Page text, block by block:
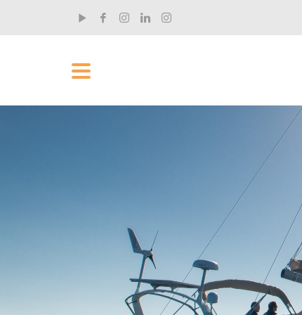
RECENT POSTS
„Ich hab rund um die Uhr an dem Film gearbeitet“
Der Einhandsegler und Filmemacher Claus Aktopra...
Tim Hahn ist Musiker und kam eher zufällig zum ...
Was man als Yachtmaster fürs Leben lernt
Stephan Hofmann ist seit kurzem RYA Yachtmaster...
Was Segeln mit Demut zu tun hat
Stephan Hofmann ist seit kurzem RYA Yachtmaster...
Wie aus einer Landratte ein Yachtmaster wird
Stephan Hofmann ist seit kurzem RYA Yachtmaster...